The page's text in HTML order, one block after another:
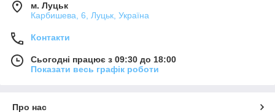
м. Луцьк
Карбишева, 6, Луцьк, Україна
Контакти
Сьогодні працює з 09:30 до 18:00
Показати весь графік роботи
Про нас